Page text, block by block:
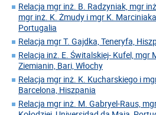
Relacja mgr inż. B. Radzyniak, mgr
mgr inż. K. Żmudy i mgr K.
Portugalia
Relacja mgr T. Gajdka, Teneryfa,
Relacja inż. E. Świtalskiej- Kufel, mgr
Ziemianin, Bari, Włochy
Relacja mgr inż. K. Kucharskiego i
Barcelona, Hiszpania
Relacja mgr inż. M. Gabryel-Raus,